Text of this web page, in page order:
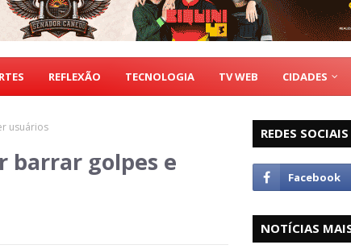
REFLEXÃO TECNOLOGIA TV WEB CIDADES
usuários
barrar golpes e
REDES SOCIAIS
NOTÍCIAS